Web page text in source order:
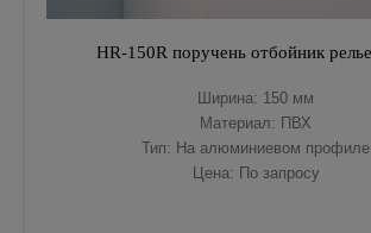
HR-150R поручень отбойник
Ширина: 150 мм
Материал: ПВХ
Тип: На алюминиевом профиле
Цена: По запросу